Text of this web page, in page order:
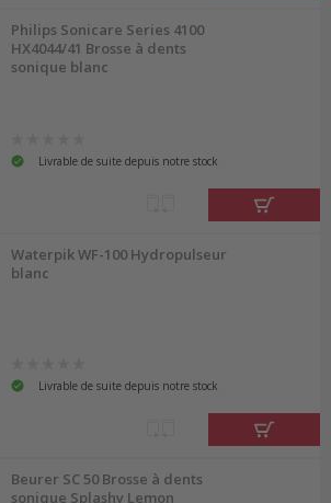
Philips Sonicare Series 4100
HX4044/41 Brosse à dents
sonique blanc
Livrable de suite depuis notre stock
Waterpik WF-100 Hydropulseur
blanc
Livrable de suite depuis notre stock
Beurer SC 50 Brosse à dents
sonique Splashy Lemon